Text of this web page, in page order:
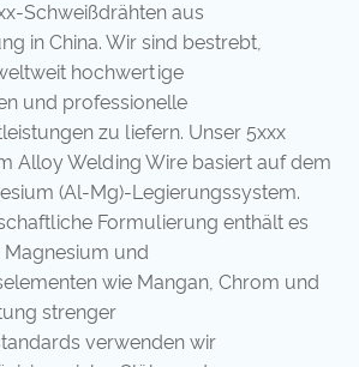
Schweißdrähten aus
in China. Wir sind bestrebt,
hochwertige
und professionelle
zu liefern. Unser 5xxx
Alloy Welding Wire basiert auf dem
(Al-Mg)-Legierungssystem.
Formulierung enthält es
Magnesium und
wie Mangan, Chrom und
strenger
verwenden wir